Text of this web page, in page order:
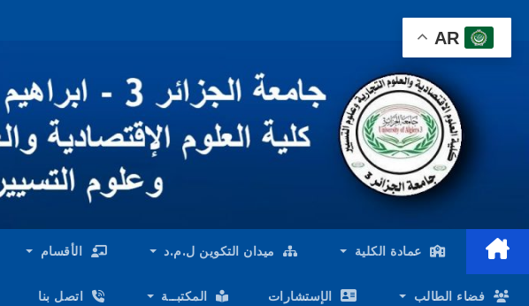
عمادة الكلية ميدان التكوين ل.م.د الأقسام
فضاء الطالب الإستشارات المكتبــة اتصل بنا
AR